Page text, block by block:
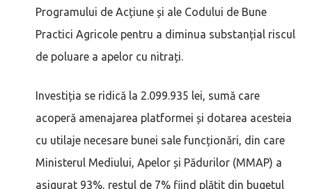
Programului de Acțiune și ale Codului de Bune
Practici Agricole pentru a diminua substanțial riscul
de poluare a apelor cu nitrați.
Investiția se ridică la 2.099.935 lei, sumă care
acoperă amenajarea platformei și dotarea acesteia
cu utilaje necesare bunei sale funcționări, din care
Ministerul Mediului, Apelor și Pădurilor (MMAP) a
asigurat 93%, restul de 7% fiind plătit din bugetul